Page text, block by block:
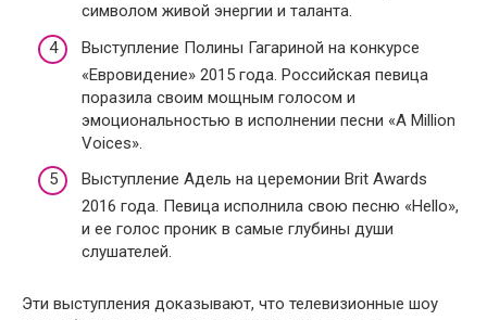
символом живой энергии и таланта.
Выступление Полины Гагариной на конкурсе
«Евровидение» 2015 года. Российская певица
поразила своим мощным голосом и
эмоциональностью в исполнении песни «A Million
Voices».
Выступление Адель на церемонии Brit Awards
2016 года. Певица исполнила свою песню «Hello»,
и ее голос проник в самые глубины души
слушателей.
Эти выступления доказывают, что телевизионные шоу